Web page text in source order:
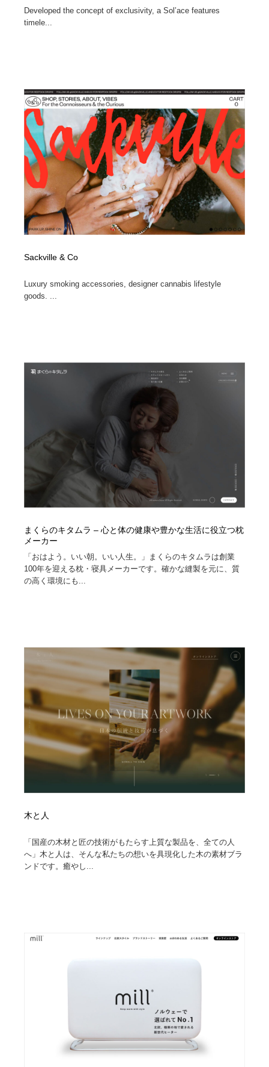
Developed the concept of exclusivity, a Sol’ace features
timele...
Sackville & Co
Luxury smoking accessories, designer cannabis lifestyle
goods. ...
まくらのキタムラ – 心と体の健康や豊かな生活に役立つ枕
メーカー
「おはよう。いい朝。いい人生。」まくらのキタムラは創業
100年を迎える枕・寝具メーカーです。確かな縫製を元に、質
の高く環境にも...
木と人
「国産の木材と匠の技術がもたらす上質な製品を、全ての人
へ」木と人は、そんな私たちの想いを具現化した木の素材ブラ
ンドです。癒やし...